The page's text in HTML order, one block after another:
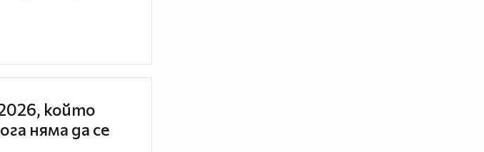
който
няма да се